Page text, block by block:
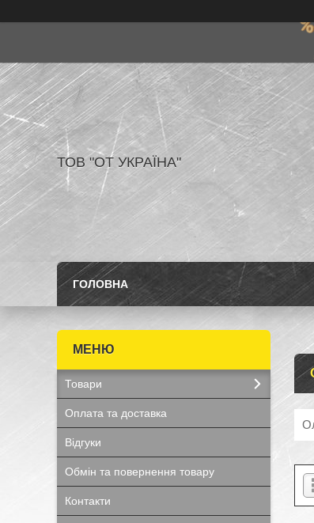
ТОВ "ОТ УКРАЇНА"
ГОЛОВНА
Товари
Оплата та доставка
Відгуки
Обмін та повернення товару
Контакти